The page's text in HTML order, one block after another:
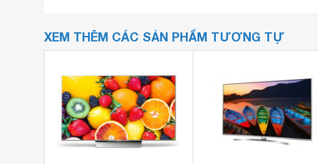
XEM THÊM CÁC SẢN PHẨM TƯƠNG TỰ